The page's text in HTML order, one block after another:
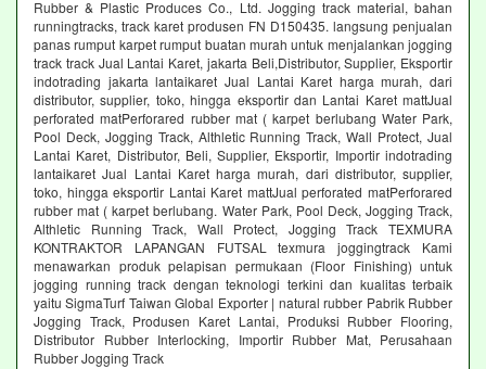
Rubber & Plastic Produces Co., Ltd. Jogging track material, bahan
runningtracks, track karet produsen FN D150435. langsung penjualan
panas rumput karpet rumput buatan murah untuk menjalankan jogging
track track Jual Lantai Karet, jakarta Beli,Distributor, Supplier, Eksportir
indotrading jakarta lantaikaret Jual Lantai Karet harga murah, dari
distributor, supplier, toko, hingga eksportir dan Lantai Karet mattJual
perforated matPerforared rubber mat ( karpet berlubang Water Park,
Pool Deck, Jogging Track, Althletic Running Track, Wall Protect, Jual
Lantai Karet, Distributor, Beli, Supplier, Eksportir, Importir indotrading
lantaikaret Jual Lantai Karet harga murah, dari distributor, supplier,
toko, hingga eksportir Lantai Karet mattJual perforated matPerforared
rubber mat ( karpet berlubang. Water Park, Pool Deck, Jogging Track,
Althletic Running Track, Wall Protect, Jogging Track TEXMURA
KONTRAKTOR LAPANGAN FUTSAL texmura joggingtrack Kami
menawarkan produk pelapisan permukaan (Floor Finishing) untuk
jogging running track dengan teknologi terkini dan kualitas terbaik
yaitu SigmaTurf Taiwan Global Exporter | natural rubber Pabrik Rubber
Jogging Track, Produsen Karet Lantai, Produksi Rubber Flooring,
Distributor Rubber Interlocking, Importir Rubber Mat, Perusahaan
Rubber Jogging Track